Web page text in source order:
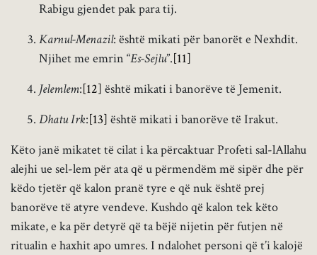
Rabigu gjendet pak para tij.
Karnul-Menazil: është mikati për banorët e Nexhdit.
Njihet me emrin “Es-Sejlu”.[11]
Jelemlem:[12] është mikati i banorëve të Jemenit.
Dhatu Irk:[13] është mikati i banorëve të Irakut.
Këto janë mikatet të cilat i ka përcaktuar Profeti sal-lAllahu
alejhi ue sel-lem për ata që u përmendëm më sipër dhe për
këdo tjetër që kalon pranë tyre e që nuk është prej
banorëve të atyre vendeve. Kushdo që kalon tek këto
mikate, e ka për detyrë që ta bëjë nijetin për futjen në
ritualin e haxhit apo umres. I ndalohet personi që t’i kalojë